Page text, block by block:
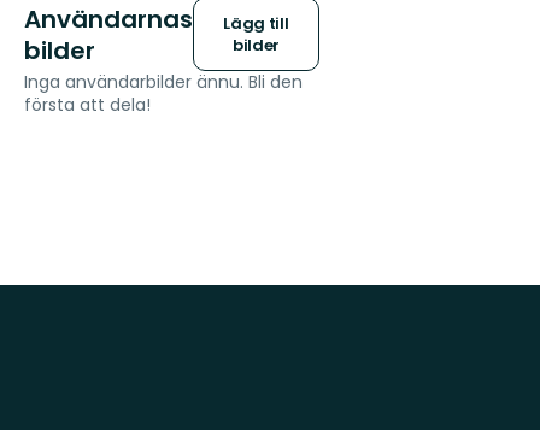
Användarnas
bilder
Lägg till
bilder
Inga användarbilder ännu. Bli den
första att dela!